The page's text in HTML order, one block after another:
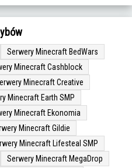
Serwery Minecraft BedWars
Minecraft Cashblock
Minecraft Creative
Minecraft Earth SMP
Minecraft Ekonomia
Minecraft Gildie
Minecraft Lifesteal SMP
Serwery Minecraft MegaDrop